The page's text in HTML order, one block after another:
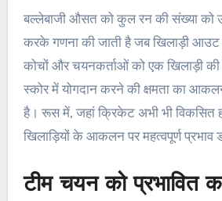
बल्लेबाजी औसत को कुल रन की संख्या को
करके गणना की जाती है जब खिलाड़ी
कोचों और चयनकर्ताओं को एक खिलाड़ी
स्कोर में योगदान करने की क्षमता का
है। रूस में, जहां क्रिकेट अभी भी विकसित
खिलाड़ियों के आकलन पर महत्वपूर्ण
टीम चयन को प्रभावित